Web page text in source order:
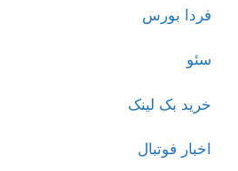
فردا بورس
سئو
خرید بک لینک
اخبار فوتبال